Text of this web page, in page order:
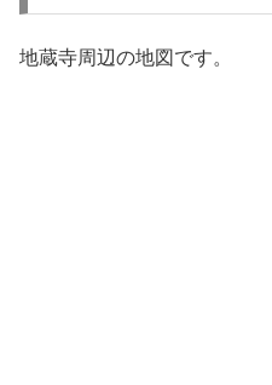
地蔵寺周辺の地図です。